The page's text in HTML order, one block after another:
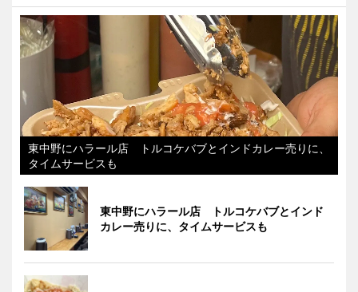
東中野にハラール店 トルコケバブとインドカレー売りに、
タイムサービスも
東中野にハラール店 トルコケバブとインド
カレー売りに、タイムサービスも